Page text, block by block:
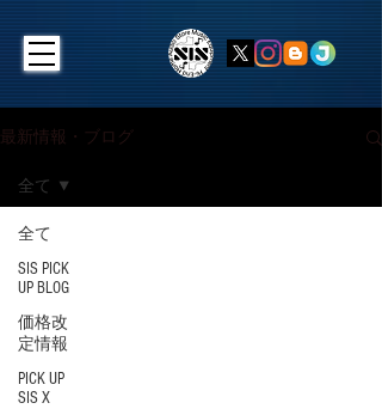
最新情報・ブログ
全て
SIS PICK
UP BLOG
価格改
定情報
PICK UP
SIS X
全て